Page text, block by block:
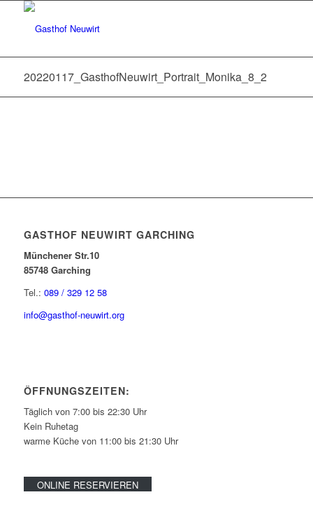
20220117_GasthofNeuwirt_Portrait_Monika_8_2
GASTHOF NEUWIRT GARCHING
Münchener Str.10
85748 Garching
Tel.: 089 / 329 12 58
info@gasthof-neuwirt.org
ÖFFNUNGSZEITEN:
Täglich von 7:00 bis 22:30 Uhr
Kein Ruhetag
warme Küche von 11:00 bis 21:30 Uhr
ONLINE RESERVIEREN